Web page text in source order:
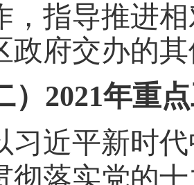
，指导推进
政府交办的
） 2021年重
习近平新时
彻落实党的